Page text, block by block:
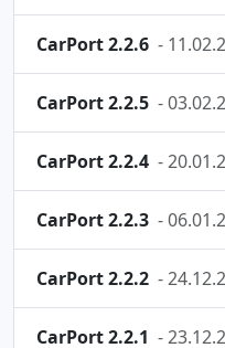
CarPort 2.2.6 -
CarPort 2.2.5 -
CarPort 2.2.4 -
CarPort 2.2.3 -
CarPort 2.2.2 -
CarPort 2.2.1 -